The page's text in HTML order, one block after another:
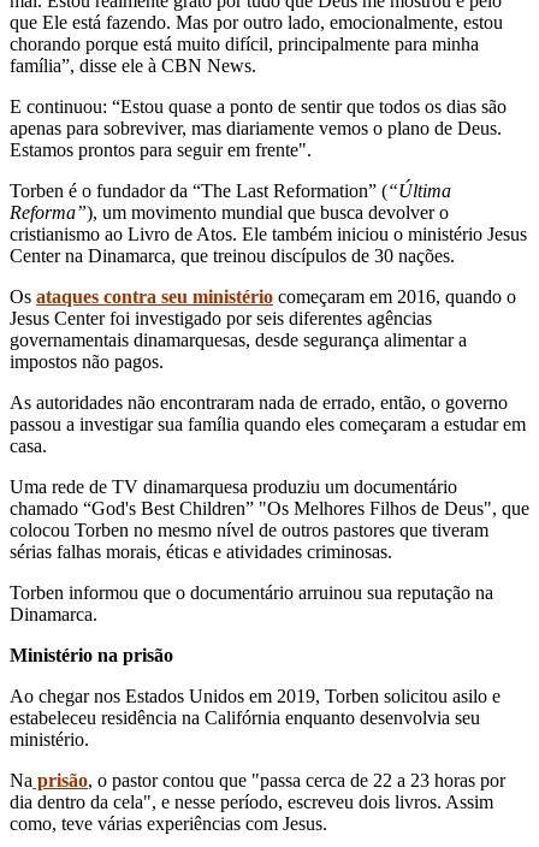
que Ele está fazendo. Mas por outro lado, emocionalmente, estou
chorando porque está muito difícil, principalmente para minha
família”, disse ele à CBN News.
E continuou: “Estou quase a ponto de sentir que todos os dias são
apenas para sobreviver, mas diariamente vemos o plano de Deus.
Estamos prontos para seguir em frente".
Torben é o fundador da “The Last Reformation” (“Última
Reforma”), um movimento mundial que busca devolver o
cristianismo ao Livro de Atos. Ele também iniciou o ministério Jesus
Center na Dinamarca, que treinou discípulos de 30 nações.
Os ataques contra seu ministério começaram em 2016, quando o
Jesus Center foi investigado por seis diferentes agências
governamentais dinamarquesas, desde segurança alimentar a
impostos não pagos.
As autoridades não encontraram nada de errado, então, o governo
passou a investigar sua família quando eles começaram a estudar em
casa.
Uma rede de TV dinamarquesa produziu um documentário
chamado “God's Best Children” "Os Melhores Filhos de Deus", que
colocou Torben no mesmo nível de outros pastores que tiveram
sérias falhas morais, éticas e atividades criminosas.
Torben informou que o documentário arruinou sua reputação na
Dinamarca.
Ministério na prisão
Ao chegar nos Estados Unidos em 2019, Torben solicitou asilo e
estabeleceu residência na Califórnia enquanto desenvolvia seu
ministério.
Na prisão, o pastor contou que "passa cerca de 22 a 23 horas por
dia dentro da cela", e nesse período, escreveu dois livros. Assim
como, teve várias experiências com Jesus.